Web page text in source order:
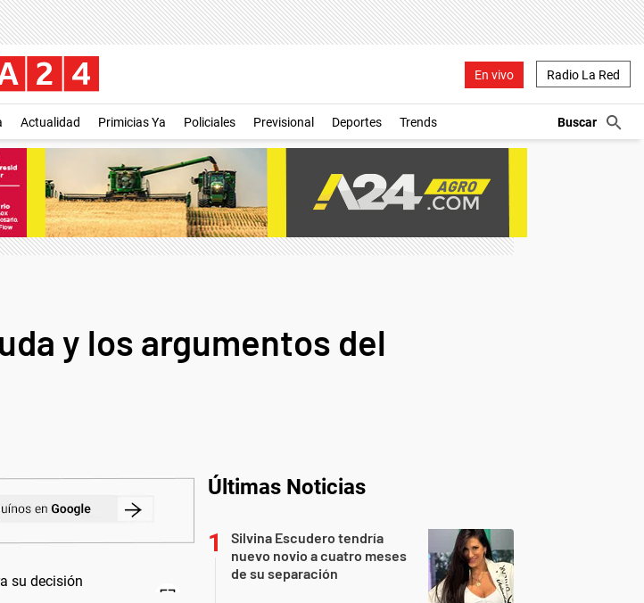
En vivo Radio La Red
Actualidad Primicias Ya Policiales Previsional Deportes Trends
y los argumentos del
Últimas Noticias
Silvina Escudero tendría
nuevo novio a cuatro meses
de su separación